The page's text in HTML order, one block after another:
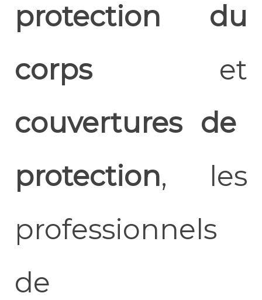
protection du
corps et
couvertures de
protection, les
professionnels
de